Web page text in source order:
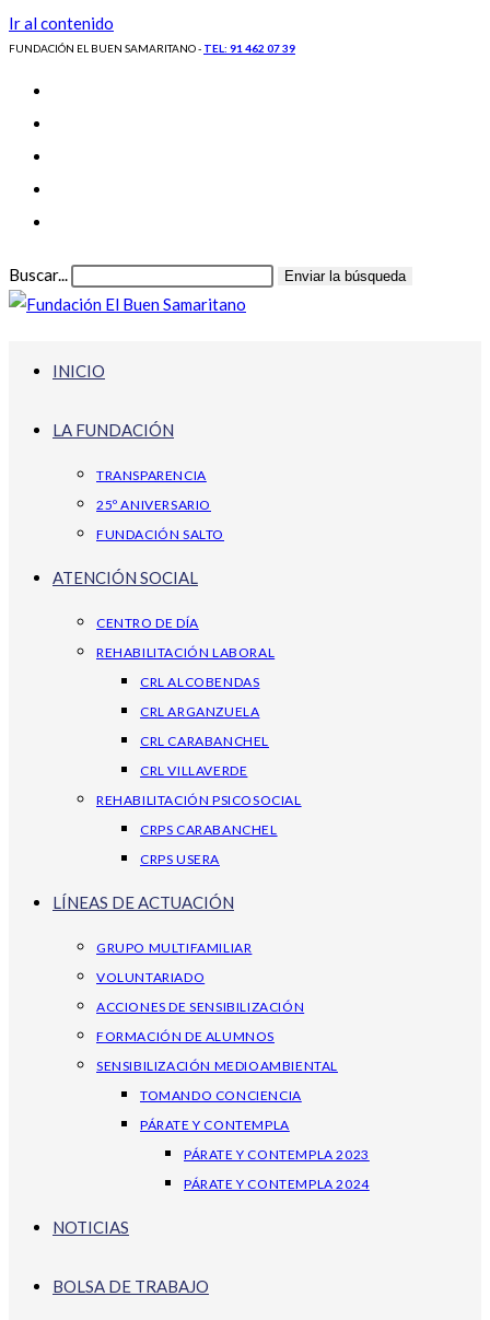
Ir al contenido
FUNDACIÓN EL BUEN SAMARITANO - TEL: 91 462 07 39
Buscar... Enviar la búsqueda
INICIO
LA FUNDACIÓN
TRANSPARENCIA
25º ANIVERSARIO
FUNDACIÓN SALTO
ATENCIÓN SOCIAL
CENTRO DE DÍA
REHABILITACIÓN LABORAL
CRL ALCOBENDAS
CRL ARGANZUELA
CRL CARABANCHEL
CRL VILLAVERDE
REHABILITACIÓN PSICOSOCIAL
CRPS CARABANCHEL
CRPS USERA
LÍNEAS DE ACTUACIÓN
GRUPO MULTIFAMILIAR
VOLUNTARIADO
ACCIONES DE SENSIBILIZACIÓN
FORMACIÓN DE ALUMNOS
SENSIBILIZACIÓN MEDIOAMBIENTAL
TOMANDO CONCIENCIA
PÁRATE Y CONTEMPLA
PÁRATE Y CONTEMPLA 2023
PÁRATE Y CONTEMPLA 2024
NOTICIAS
BOLSA DE TRABAJO